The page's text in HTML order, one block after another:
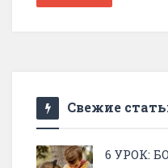
Свежие
6 УРОК: